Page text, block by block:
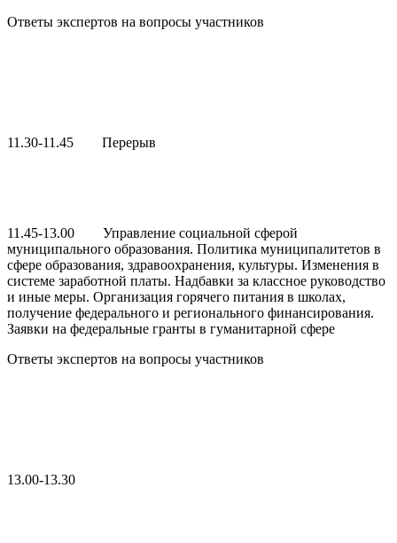
Ответы экспертов на вопросы участников
11.30-11.45 Перерыв
11.45-13.00 Управление социальной сферой
муниципального образования. Политика муниципалитетов в
сфере образования, здравоохранения, культуры. Изменения в
системе заработной платы. Надбавки за классное руководство
и иные меры. Организация горячего питания в школах,
получение федерального и регионального финансирования.
Заявки на федеральные гранты в гуманитарной сфере
Ответы экспертов на вопросы участников
13.00-13.30